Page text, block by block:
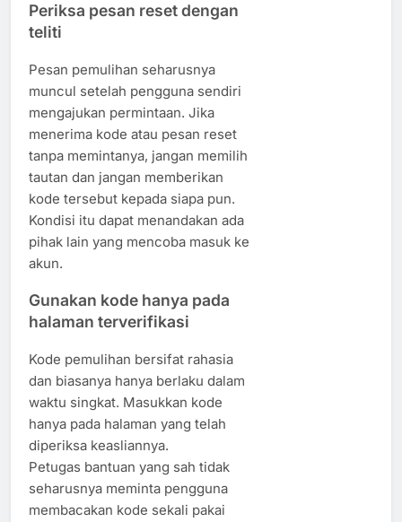
Periksa pesan reset dengan
teliti
Pesan pemulihan seharusnya
muncul setelah pengguna sendiri
mengajukan permintaan. Jika
menerima kode atau pesan reset
tanpa memintanya, jangan memilih
tautan dan jangan memberikan
kode tersebut kepada siapa pun.
Kondisi itu dapat menandakan ada
pihak lain yang mencoba masuk ke
akun.
Gunakan kode hanya pada
halaman terverifikasi
Kode pemulihan bersifat rahasia
dan biasanya hanya berlaku dalam
waktu singkat. Masukkan kode
hanya pada halaman yang telah
diperiksa keasliannya.
Petugas bantuan yang sah tidak
seharusnya meminta pengguna
membacakan kode sekali pakai